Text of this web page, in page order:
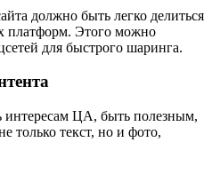
должно быть легко делиться
платформ. Этого можно
для быстрого шаринга.
интересам ЦА, быть полезным,
только текст, но и фото,